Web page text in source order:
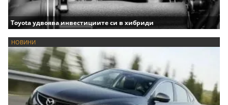
Toyota удвоява инвестициите си в хибриди
НОВИНИ